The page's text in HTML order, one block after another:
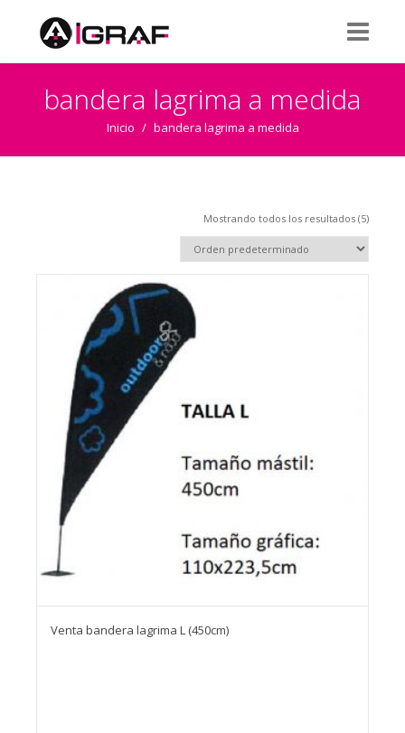
bandera lagrima a medida
Inicio / bandera lagrima a medida
Mostrando todos los resultados (5)
Venta bandera lagrima L (450cm)